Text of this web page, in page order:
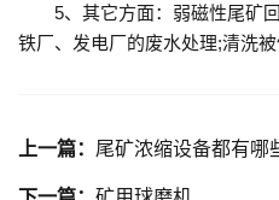
5、其它方面：弱磁性尾矿回
铁厂、发电厂的废水处理;清洗
上一篇： 尾矿浓缩设备都有哪